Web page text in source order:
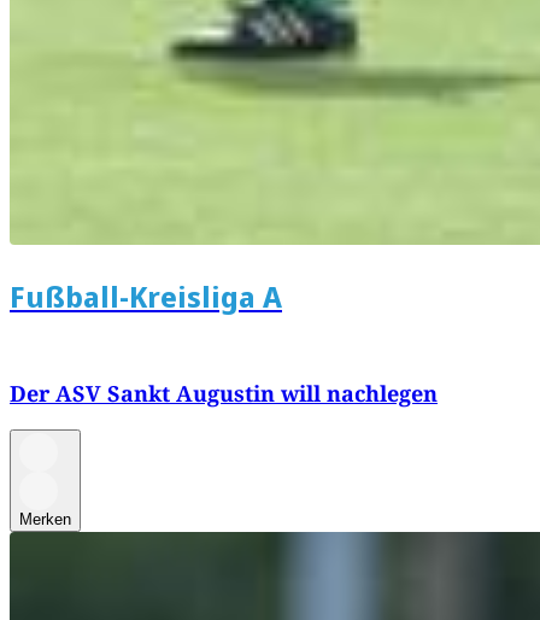
Fußball-Kreisliga A
Der ASV Sankt Augustin will nachlegen
Merken